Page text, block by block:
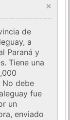
×
de
a
Paraná y
Tiene una
No debe
fue
un
enviado